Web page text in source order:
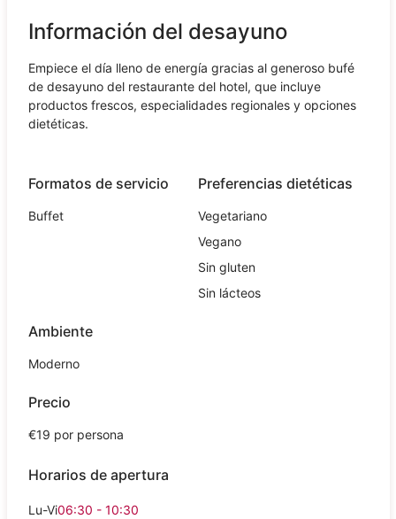
Información del desayuno
Empiece el día lleno de energía gracias al generoso bufé
de desayuno del restaurante del hotel, que incluye
productos frescos, especialidades regionales y opciones
dietéticas.
Formatos de servicio
Buffet
Preferencias dietéticas
Vegetariano
Vegano
Sin gluten
Sin lácteos
Ambiente
Moderno
Precio
€19 por persona
Horarios de apertura
Lu-Vi06:30 - 10:30